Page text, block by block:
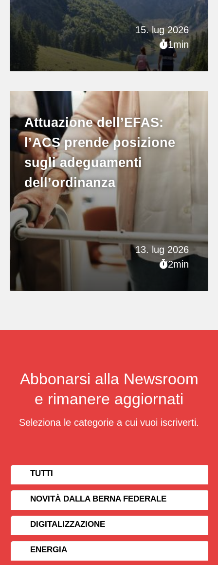
15. lug 2026
1min
13. lug 2026
2min
Attuazione dell’EFAS:
l’ACS prende posizione
sugli adeguamenti
dell’ordinanza
Abbonarsi alla Newsroom
e rimanere aggiornati
Seleziona le categorie a cui vuoi iscriverti.
TUTTI
NOVITÀ DALLA BERNA FEDERALE
DIGITALIZZAZIONE
ENERGIA